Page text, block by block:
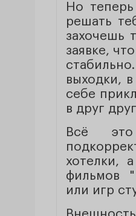
Но
решать
захочешь
заявке,
выходки,
себе
в друг
Всё
хотелки,
фильмов
или игр